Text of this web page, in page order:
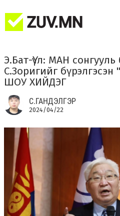
Э.Бат-Үүл: МАН
С.Зоригийг бүрэлгэсэн
ШОУ ХИЙДЭГ
С.ГАНДЭЛГЭР
2024/04/22